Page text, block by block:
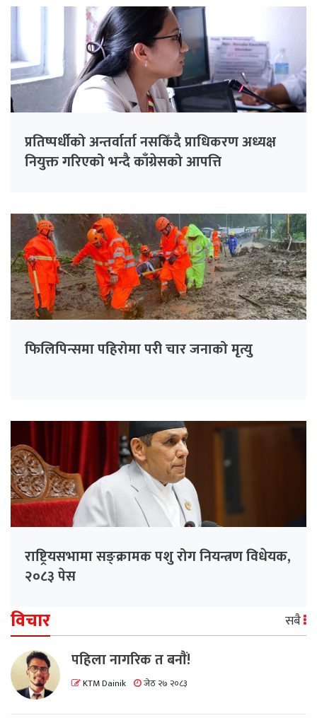
प्रतिष्पर्धीको अन्तर्वार्ता नसकिँदै प्राधिकरण अध्यक्ष
नियुक्त गरिएको भन्दै काँग्रेसको आपत्ति
फिलिपिन्समा पहिरोमा परी चार जनाको मृत्यु
राष्ट्रियसभामा सङ्क्रामक पशु रोग नियन्त्रण विधेयक,
२०८३ पेस
विचार सबै
पहिला नागरिक त बनाैं!
KTM Dainik जेठ २७ २०८३